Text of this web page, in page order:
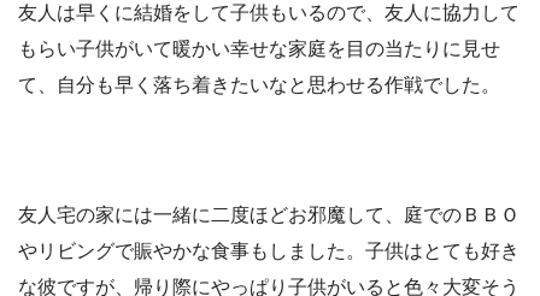
友人は早くに結婚をして子供もいるので、友人に協力して
もらい子供がいて暖かい幸せな家庭を目の当たりに見せ
て、自分も早く落ち着きたいなと思わせる作戦でした。
友人宅の家には一緒に二度ほどお邪魔して、庭でのＢＢＯ
やリビングで賑やかな食事もしました。子供はとても好き
な彼ですが、帰り際にやっぱり子供がいると色々大変そう